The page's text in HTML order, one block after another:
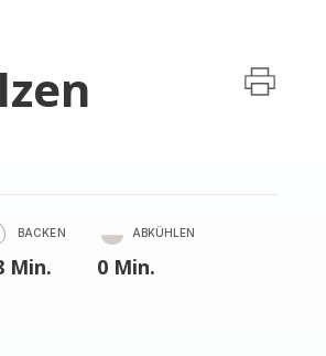
BACKEN
Min.
ABKÜHLEN
0 Min.